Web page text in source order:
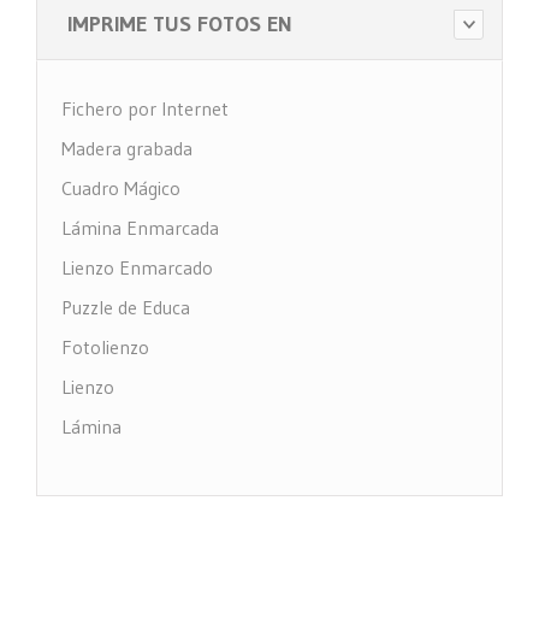
IMPRIME TUS FOTOS EN
Fichero por Internet
Madera grabada
Cuadro Mágico
Lámina Enmarcada
Lienzo Enmarcado
Puzzle de Educa
Fotolienzo
Lienzo
Lámina